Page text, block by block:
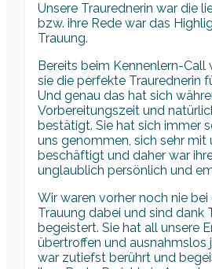
Unsere Traurednerin war die
bzw. ihre Rede war das
Trauung.
Bereits beim Kennenlern-Call
sie die perfekte Traurednerin
Und genau das hat sich
Vorbereitungszeit und
bestätigt. Sie hat sich immer
uns genommen, sich sehr mit
beschäftigt und daher war
unglaublich persönlich und
Wir waren vorher noch nie bei
Trauung dabei und sind dank
begeistert. Sie hat all unsere
übertroffen und ausnahmslos
war zutiefst berührt und